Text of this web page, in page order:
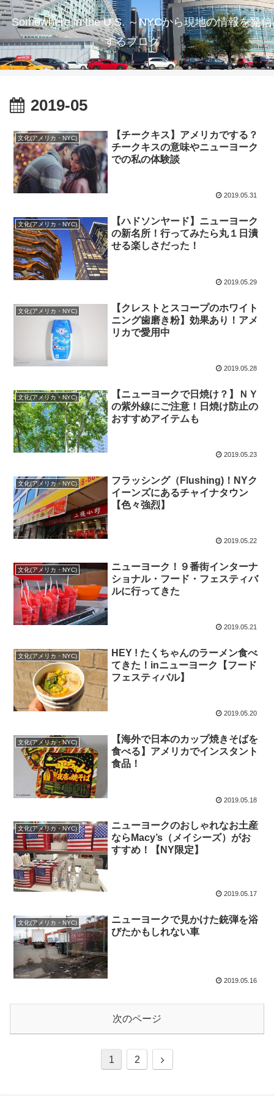
Somewhere in the U.S. ～NYCから現地の情報を発信
するブログ
2019-05
文化(アメリカ・NYC)
【チークキス】アメリカでする？
チークキスの意味やニューヨーク
での私の体験談
2019.05.31
文化(アメリカ・NYC)
【ハドソンヤード】ニューヨーク
の新名所！行ってみたら丸１日潰
せる楽しさだった！
2019.05.29
文化(アメリカ・NYC)
【クレストとスコープのホワイト
ニング歯磨き粉】効果あり！アメ
リカで愛用中
2019.05.28
文化(アメリカ・NYC)
【ニューヨークで日焼け？】ＮＹ
の紫外線にご注意！日焼け防止の
おすすめアイテムも
2019.05.23
文化(アメリカ・NYC)
フラッシング（Flushing)！NYク
イーンズにあるチャイナタウン
【色々強烈】
2019.05.22
文化(アメリカ・NYC)
ニューヨーク！９番街インターナ
ショナル・フード・フェスティバ
ルに行ってきた
2019.05.21
文化(アメリカ・NYC)
HEY ! たくちゃんのラーメン食べ
てきた！inニューヨーク【フード
フェスティバル】
2019.05.20
文化(アメリカ・NYC)
【海外で日本のカップ焼きそばを
食べる】アメリカでインスタント
食品！
2019.05.18
文化(アメリカ・NYC)
ニューヨークのおしゃれなお土産
ならMacy’s（メイシーズ）がお
すすめ！【NY限定】
2019.05.17
文化(アメリカ・NYC)
ニューヨークで見かけた銃弾を浴
びたかもしれない車
2019.05.16
次のページ
1 2